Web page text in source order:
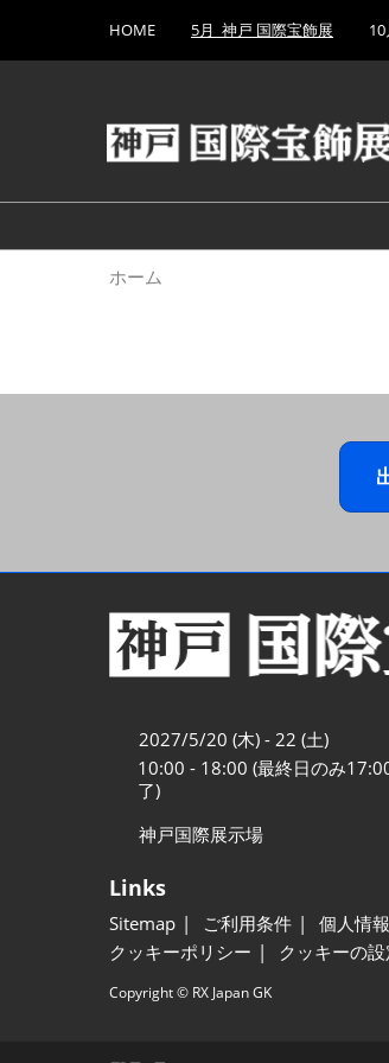
キ
し
て
to
HOME 5月_神戸 国際宝飾展
ホーム
2027/5/20 (木) - 22 (土)
10:00 - 18:00 (最終日のみ
了)
神戸国際展示場
Links
Sitemap ご利用条件 個人情
クッキーポリシー
クッキーの設
Copyright © RX Japan GK